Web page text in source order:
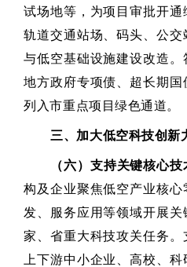
试场地等，为项目审批开
轨道交通站场、码头、公
与低空基础设施建设改造
地方政府专项债、超长期
列入市重点项目绿色通道。
三、加大低空科技创新
（六）支持关键核心
构及企业聚焦低空产业核
发、服务应用等领域开展
家、省重大科技攻关任务
上下游中小企业、高校、